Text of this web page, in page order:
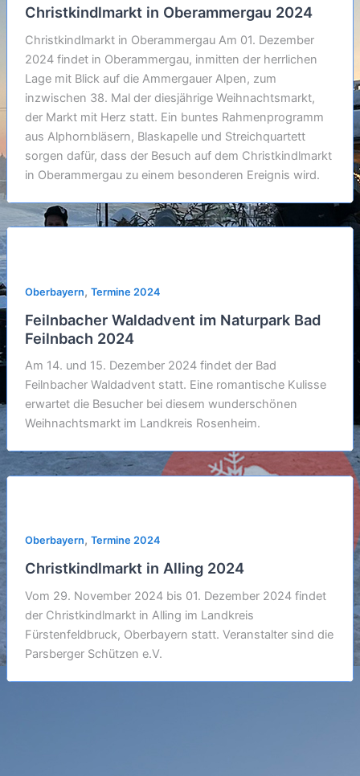
Christkindlmarkt in Oberammergau 2024
Christkindlmarkt in Oberammergau Am 01. Dezember
2024 findet in Oberammergau, inmitten der herrlichen
Lage mit Blick auf die Ammergauer Alpen, zum
inzwischen 38. Mal der diesjährige Weihnachtsmarkt,
der Markt mit Herz statt. Ein buntes Rahmenprogramm
aus Alphornbläsern, Blaskapelle und Streichquartett
sorgen dafür, dass der Besuch auf dem Christkindlmarkt
in Oberammergau zu einem besonderen Ereignis wird.
Oberbayern, Termine 2024
Feilnbacher Waldadvent im Naturpark Bad
Feilnbach 2024
Am 14. und 15. Dezember 2024 findet der Bad
Feilnbacher Waldadvent statt. Eine romantische Kulisse
erwartet die Besucher bei diesem wunderschönen
Weihnachtsmarkt im Landkreis Rosenheim.
Oberbayern, Termine 2024
Christkindlmarkt in Alling 2024
Vom 29. November 2024 bis 01. Dezember 2024 findet
der Christkindlmarkt in Alling im Landkreis
Fürstenfeldbruck, Oberbayern statt. Veranstalter sind die
Parsberger Schützen e.V.